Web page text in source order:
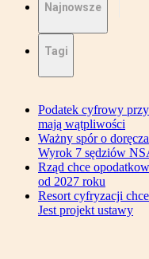
Najnowsze
Tagi
Podatek cyfrowy
mają wątpliwości
Ważny spór o
Wyrok 7 sędziów
Rząd chce
od 2027 roku
Resort cyfryzacji
Jest projekt ustawy